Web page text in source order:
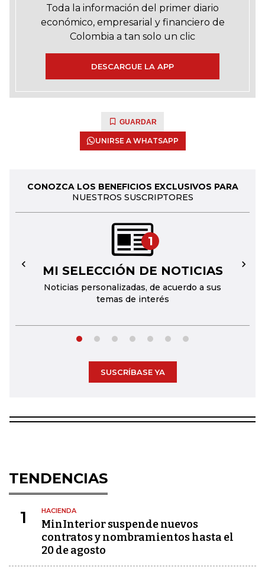
Toda la información del primer diario
económico, empresarial y financiero de
Colombia a tan solo un clic
DESCARGUE LA APP
GUARDAR
UNIRSE A WHATSAPP
CONOZCA LOS BENEFICIOS EXCLUSIVOS PARA
NUESTROS SUSCRIPTORES
1
MI SELECCIÓN DE NOTICIAS
Noticias personalizadas, de acuerdo a sus
temas de interés
← →
SUSCRÍBASE YA
TENDENCIAS
1 HACIENDA
MinInterior suspende nuevos
contratos y nombramientos hasta el
20 de agosto